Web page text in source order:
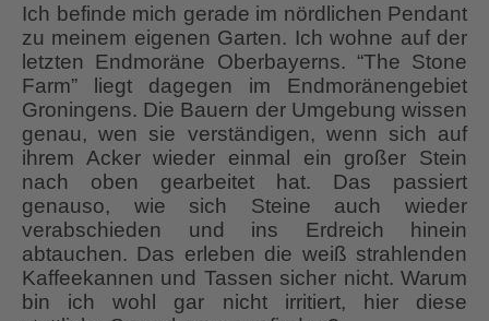
Ich befinde mich gerade im nördlichen Pendant
zu meinem eigenen Garten. Ich wohne auf der
letzten Endmoräne Oberbayerns. “The Stone
Farm” liegt dagegen im Endmoränengebiet
Groningens. Die Bauern der Umgebung wissen
genau, wen sie verständigen, wenn sich auf
ihrem Acker wieder einmal ein großer Stein
nach oben gearbeitet hat. Das passiert
genauso, wie sich Steine auch wieder
verabschieden und ins Erdreich hinein
abtauchen. Das erleben die weiß strahlenden
Kaffeekannen und Tassen sicher nicht. Warum
bin ich wohl gar nicht irritiert, hier diese